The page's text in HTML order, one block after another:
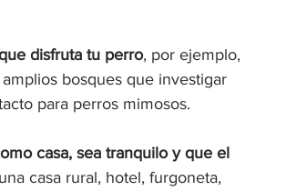
disfruta tu perro, por ejemplo,
bosques que investigar
para perros mimosos.
casa, sea tranquilo y que el
casa rural, hotel, furgoneta,